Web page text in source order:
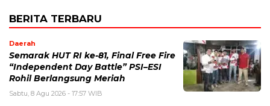
BERITA TERBARU
Daerah
Semarak HUT RI ke-81, Final Free Fire
“Independent Day Battle” PSI–ESI
Rohil Berlangsung Meriah
Sabtu, 8 Agu 2026 - 17:57 WIB